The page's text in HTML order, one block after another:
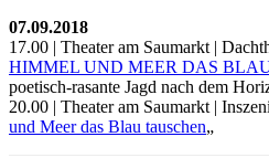
07.09.2018
17.00 | Theater am Saumarkt |
HIMMEL UND MEER DAS
poetisch-rasante Jagd nach dem
20.00 | Theater am Saumarkt |
und Meer das Blau tauschen„